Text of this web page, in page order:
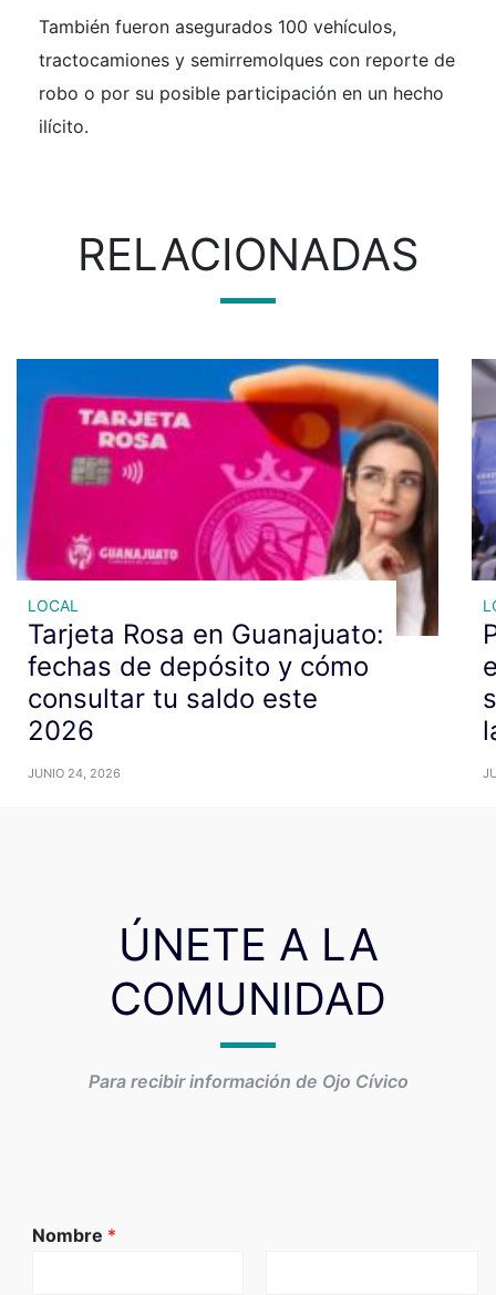
También fueron asegurados 100 vehículos,
tractocamiones y semirremolques con reporte de
robo o por su posible participación en un hecho
ilícito.
RELACIONADAS
LOCAL
Tarjeta Rosa en Guanajuato:
fechas de depósito y cómo
consultar tu saldo este
2026
JUNIO 24, 2026
ÚNETE A LA
COMUNIDAD
Para recibir información de Ojo Cívico
Nombre *